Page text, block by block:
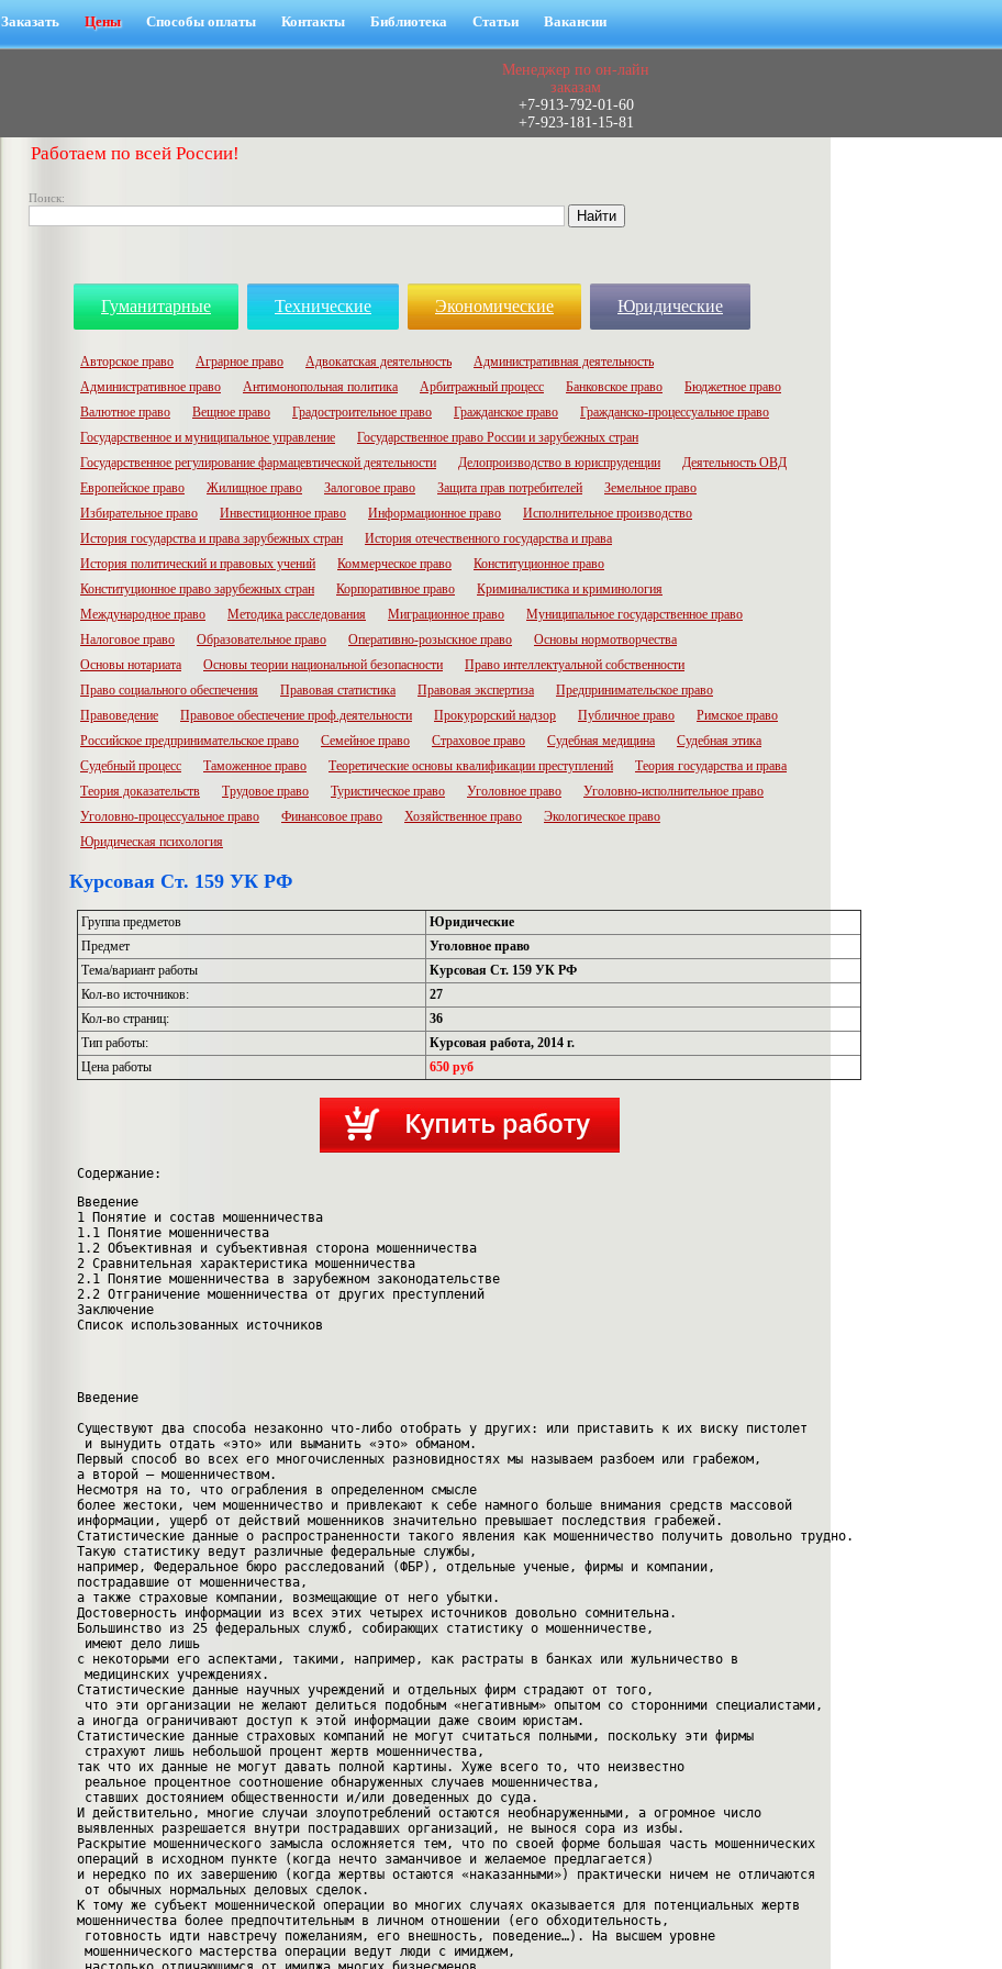
Заказать Цены Способы оплаты Контакты Библиотека Статьи Вакансии
Менеджер по он-лайн
заказам
+7-913-792-01-60
+7-923-181-15-81
Работаем по всей России!
Поиск:
Гуманитарные Технические Экономические Юридические
Авторское право Аграрное право Адвокатская деятельность
Административная деятельность
Административное право
Антимонопольная политика Арбитражный процесс Банковское право
Бюджетное право
Валютное право
Вещное право Градостроительное право Гражданское право
Гражданско-процессуальное право
Государственное и муниципальное управление
Государственное право России и зарубежных стран
Государственное регулирование фармацевтической деятельности
Делопроизводство в юриспруденции
Деятельность ОВД
Европейское право
Жилищное право Залоговое право Защита прав потребителей
Земельное право
Избирательное право
Инвестиционное право Информационное право
Исполнительное производство
История государства и права зарубежных стран
История отечественного государства и права
История политический и правовых учений
Коммерческое право
Конституционное право
Конституционное право зарубежных стран
Корпоративное право
Криминалистика и криминология
Международное право
Методика расследования Миграционное право
Муниципальное государственное право
Налоговое право
Образовательное право Оперативно-розыскное право
Основы нормотворчества
Основы нотариата
Основы теории национальной безопасности
Право интеллектуальной собственности
Право социального обеспечения
Правовая статистика Правовая экспертиза
Предпринимательское право
Правоведение
Правовое обеспечение проф.деятельности Прокурорский надзор Публичное право
Римское право
Российское предпринимательское право
Семейное право Страховое право Судебная медицина
Судебная этика
Судебный процесс
Таможенное право Теоретические основы квалификации преступлений
Теория государства и права
Теория доказательств
Трудовое право Туристическое право Уголовное право
Уголовно-исполнительное право
Уголовно-процессуальное право
Финансовое право Хозяйственное право
Экологическое право
Юридическая психология
Курсовая Ст. 159 УК РФ
Группа предметов
Юридические
Предмет
Уголовное право
Тема/вариант работы
Курсовая Ст. 159 УК РФ
Кол-во источников:
27
Кол-во страниц:
36
Тип работы:
Курсовая работа, 2014 г.
Цена работы
650 руб
Содержание:
Введение
1 Понятие и состав мошенничества
1.1 Понятие мошенничества
1.2 Объективная и субъективная сторона мошенничества
2 Сравнительная характеристика мошенничества
2.1 Понятие мошенничества в зарубежном законодательстве
2.2 Отграничение мошенничества от других преступлений
Заключение
Список использованных источников
Введение
Существуют два способа незаконно что-либо отобрать у других: или приставить к их виску пистолет
и вынудить отдать «это» или выманить «это» обманом.
Первый способ во всех его многочисленных разновидностях мы называем разбоем или грабежом,
а второй – мошенничеством.
Несмотря на то, что ограбления в определенном смысле
более жестоки, чем мошенничество и привлекают к себе намного больше внимания средств массовой
информации, ущерб от действий мошенников значительно превышает последствия грабежей.
Статистические данные о распространенности такого явления как мошенничество получить довольно трудно.
Такую статистику ведут различные федеральные службы,
например, Федеральное бюро расследований (ФБР), отдельные ученые, фирмы и компании,
пострадавшие от мошенничества,
а также страховые компании, возмещающие от него убытки.
Достоверность информации из всех этих четырех источников довольно сомнительна.
Большинство из 25 федеральных служб, собирающих статистику о мошенничестве,
имеют дело лишь
с некоторыми его аспектами, такими, например, как растраты в банках или жульничество в
медицинских учреждениях.
Статистические данные научных учреждений и отдельных фирм страдают от того,
что эти организации не желают делиться подобным «негативным» опытом со сторонними специалистами,
а иногда ограничивают доступ к этой информации даже своим юристам.
Статистические данные страховых компаний не могут считаться полными, поскольку эти фирмы
страхуют лишь небольшой процент жертв мошенничества,
так что их данные не могут давать полной картины. Хуже всего то, что неизвестно
реальное процентное соотношение обнаруженных случаев мошенничества,
ставших достоянием общественности и/или доведенных до суда.
И действительно, многие случаи злоупотреблений остаются необнаруженными, а огромное число
выявленных разрешается внутри пострадавших организаций, не вынося сора из избы.
Раскрытие мошеннического замысла осложняется тем, что по своей форме большая часть мошеннических
операций в исходном пункте (когда нечто заманчивое и желаемое предлагается)
и нередко по их завершению (когда жертвы остаются «наказанными») практически ничем не отличаются
от обычных нормальных деловых сделок.
К тому же субъект мошеннической операции во многих случаях оказывается для потенциальных жертв
мошенничества более предпочтительным в личном отношении (его обходительность,
готовность идти навстречу пожеланиям, его внешность, поведение…). На высшем уровне
мошеннического мастерства операции ведут люди с имиджем,